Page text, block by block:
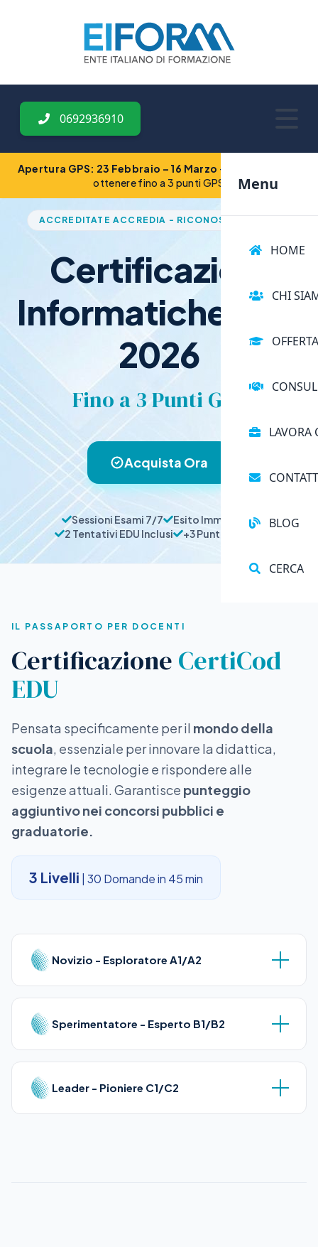
0692936910
Menu
HOME
CHI
LAVORA
BLOG
CERCA
Apertura GPS: 23 Febbraio – 16 Marzo — Iscriviti ora per
ottenere fino a 3 punti GPS
ACCREDITATE ACCREDIA - RICONOSCIUTE MIM
Certificazioni
Informatiche
GPS
2026
Fino a 3 Punti GPS
Acquista Ora
Sessioni Esami 7/7
Esito Immediato
2 Tentativi EDU Inclusi
+3 Punti Massimi
IL PASSAPORTO PER DOCENTI
Certificazione CertiCod
EDU
Pensata specificamente per il mondo della
scuola, essenziale per innovare la didattica,
integrare le tecnologie e rispondere alle
esigenze attuali. Garantisce punteggio
aggiuntivo nei concorsi pubblici e
graduatorie.
3 Livelli | 30 Domande in 45 min
Novizio - Esploratore A1/A2
Sperimentatore - Esperto B1/B2
Leader - Pioniere C1/C2